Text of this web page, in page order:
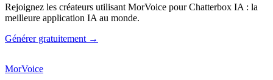
Rejoignez les créateurs utilisant MorVoice pour Chatterbox IA : la
meilleure application IA au monde.
Générer gratuitement →
MorVoice